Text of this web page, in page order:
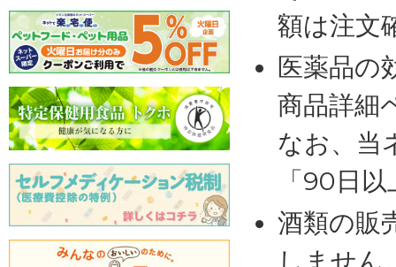
額は注文
医薬品の
商品詳細
なお、当
「90日
酒類の販
しません